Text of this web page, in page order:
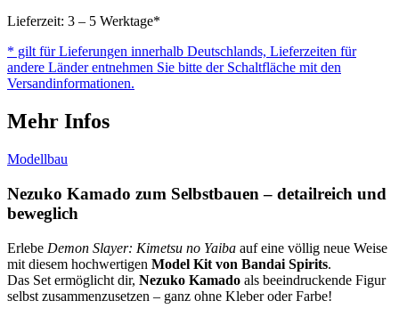
Lieferzeit: 3 – 5 Werktage*
* gilt für Lieferungen innerhalb Deutschlands, Lieferzeiten für
andere Länder entnehmen Sie bitte der Schaltfläche mit den
Versandinformationen.
Mehr Infos
Modellbau
Nezuko Kamado zum Selbstbauen – detailreich und
beweglich
Erlebe Demon Slayer: Kimetsu no Yaiba auf eine völlig neue Weise
mit diesem hochwertigen Model Kit von Bandai Spirits.
Das Set ermöglicht dir, Nezuko Kamado als beeindruckende Figur
selbst zusammenzusetzen – ganz ohne Kleber oder Farbe!